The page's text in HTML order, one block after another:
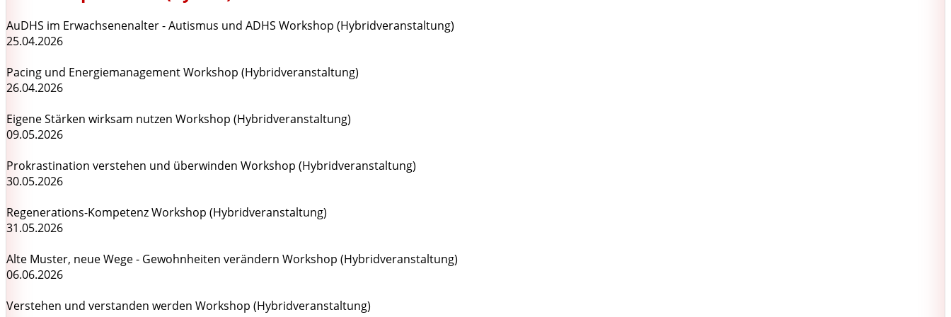
AuDHS im Erwachsenenalter - Autismus und ADHS Workshop (Hybridveranstaltung)
25.04.2026
Pacing und Energiemanagement Workshop (Hybridveranstaltung)
26.04.2026
Eigene Stärken wirksam nutzen Workshop (Hybridveranstaltung)
09.05.2026
Prokrastination verstehen und überwinden Workshop (Hybridveranstaltung)
30.05.2026
Regenerations-Kompetenz Workshop (Hybridveranstaltung)
31.05.2026
Alte Muster, neue Wege - Gewohnheiten verändern Workshop (Hybridveranstaltung)
06.06.2026
Verstehen und verstanden werden Workshop (Hybridveranstaltung)